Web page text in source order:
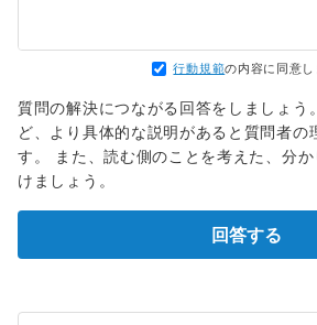
じゃなくて手動でのプログラム実行な
るのが簡単でしょう。
私もログイン処理が面倒なサイトだと、
input("このあと、手動でログインして
Enterを押す")
とかにしたことあります。年に数回だ
行だったので。
行動規範の内容に同意し
質問の解決につながる回答をしましょう
ど、より具体的な説明があると質問者の
す。 また、読む側のことを考えた、分
けましょう。
回答する